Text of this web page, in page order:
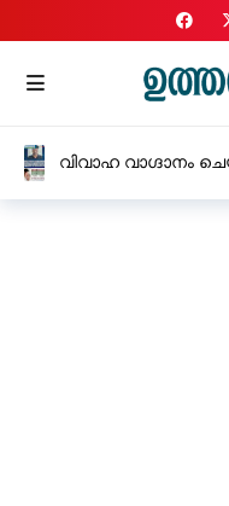
വിവാഹ വാഗ്ദാനം
കഠിന തടവ്